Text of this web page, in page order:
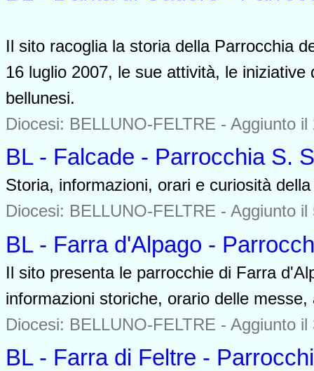
Il sito racoglia la storia della Parrocchia
16 luglio 2007, le sue attività, le
bellunesi.
Diocesi: BELLUNO-FELTRE - Aggiunto il
BL - Falcade - Parrocchia S.
Storia, informazioni, orari e curiosità
Diocesi: BELLUNO-FELTRE - Aggiunto il
BL - Farra d'Alpago -
Il sito presenta le parrocchie di Farra
informazioni storiche, orario delle
Diocesi: BELLUNO-FELTRE - Aggiunto il
BL - Farra di Feltre -